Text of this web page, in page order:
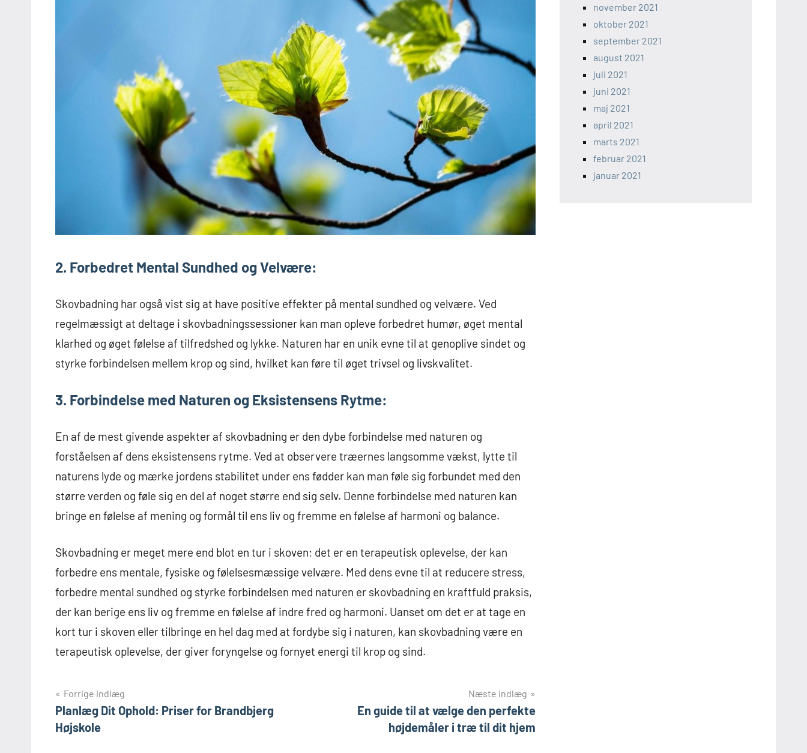
2. Forbedret Mental Sundhed og Velvære:
Skovbadning har også vist sig at have positive effekter på mental sundhed og velvære. Ved
regelmæssigt at deltage i skovbadningssessioner kan man opleve forbedret humør, øget mental
klarhed og øget følelse af tilfredshed og lykke. Naturen har en unik evne til at genoplive sindet og
styrke forbindelsen mellem krop og sind, hvilket kan føre til øget trivsel og livskvalitet.
3. Forbindelse med Naturen og Eksistensens Rytme:
En af de mest givende aspekter af skovbadning er den dybe forbindelse med naturen og
forståelsen af dens eksistensens rytme. Ved at observere træernes langsomme vækst, lytte til
naturens lyde og mærke jordens stabilitet under ens fødder kan man føle sig forbundet med den
større verden og føle sig en del af noget større end sig selv. Denne forbindelse med naturen kan
bringe en følelse af mening og formål til ens liv og fremme en følelse af harmoni og balance.
Skovbadning er meget mere end blot en tur i skoven; det er en terapeutisk oplevelse, der kan
forbedre ens mentale, fysiske og følelsesmæssige velvære. Med dens evne til at reducere stress,
forbedre mental sundhed og styrke forbindelsen med naturen er skovbadning en kraftfuld praksis,
der kan berige ens liv og fremme en følelse af indre fred og harmoni. Uanset om det er at tage en
kort tur i skoven eller tilbringe en hel dag med at fordybe sig i naturen, kan skovbadning være en
terapeutisk oplevelse, der giver foryngelse og fornyet energi til krop og sind.
Indlægsnavigation
Forrige indlæg
Planlæg Dit Ophold: Priser for Brandbjerg
Højskole
Næste indlæg
En guide til at vælge den perfekte
højdemåler i træ til dit hjem
november 2021
oktober 2021
september 2021
august 2021
juli 2021
juni 2021
maj 2021
april 2021
marts 2021
februar 2021
januar 2021